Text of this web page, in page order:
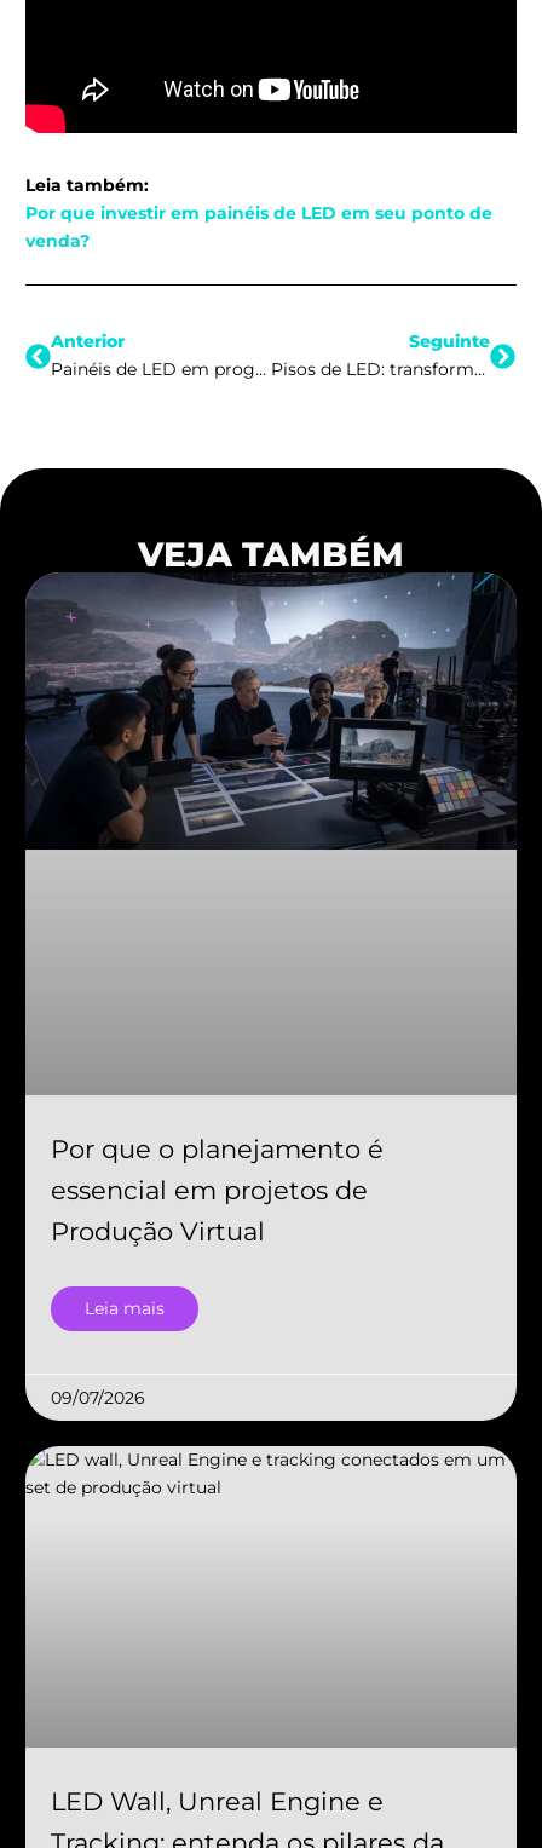
Leia também:
Por que investir em painéis de LED em seu ponto de
venda?
Anterior
Painéis de LED em programas de TV
Seguinte
Pisos de LED: transformando ambientes com experiências visuais inovadoras
VEJA TAMBÉM
Por que o planejamento é
essencial em projetos de
Produção Virtual
Leia mais
09/07/2026
LED Wall, Unreal Engine e